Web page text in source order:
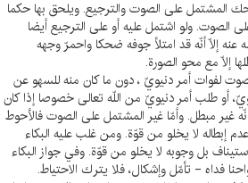
المشتمل على الصوت والترجيع. ويلحق بها حكما
الصوت. ولو اشتمل عليه أو على الترجيع أيضا
إلّا أنّه قد امتلأ جوفه ضحكا واحمرّ وجهه
إلّا مع محو الصورة.
لفوات أمر دنيويّ ، دون ما كان منه للسهو عن
أو طلب أمر دنيويّ من اللّه تعالى خصوصا إذا كان
غير مبطل. وأمّا غير المشتمل على الصوت فالأحوط
إبطاله لا يخلو من قوّة. ومن غلب عليه البكاء
بل وجوبه لا يخلو من قوّة. وفي جواز البكاء
فداه - تأمّل وإشكال، فلا يترك الاحتياط.